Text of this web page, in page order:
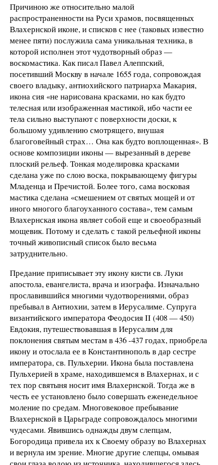
Причиною же относительно малой
распространенности на Руси храмов, посвященных
Влахернской иконе, и списков с нее (таковых известно
менее пяти) послужила сама уникальная техника, в
которой исполнен этот чудотворный образ —
воскомастика. Как писал Павел Алеппский,
посетивший Москву в начале 1655 года, сопровождая
своего владыку, антиохийского патриарха Макария,
икона сия «не нарисована красками, но как будто
телесная или изображенная мастикой, ибо части ее
тела сильно выступают с поверхности доски, к
большому удивлению смотрящего, внушая
благоговейный страх… Она как будто воплощенная». В
основе композиции иконы — вырезанный в дереве
плоский рельеф. Тонкая моделировка красками
сделана уже по слою воска, покрывающему фигуры
Младенца и Пречистой. Более того, сама восковая
мастика сделана «смешением от святых мощей и от
иного многого благоуханного состава», тем самым
Влахернская икона являет собой еще и своеобразный
мощевик. Потому и сделать с такой рельефной иконы
точный живописный список было весьма
затруднительно.
Предание приписывает эту икону кисти св. Луки
апостола, евангелиста, врача и изографа. Изначально
прославившийся многими чудотворениями, образ
пребывал в Антиохии, затем в Иерусалиме. Супруга
византийского императора Феодосия II (408 — 450)
Евдокия, путешествовавшая в Иерусалим для
поклонения святым местам в 436 -437 годах, приобрела
икону и отослала ее в Константинополь в дар сестре
императора, св. Пульхерии. Икона была поставлена
Пульхерией в храме, находившемся в Влахернах, и с
тех пор святыня носит имя Влахернской. Тогда же в
честь ее установлено было совершать еженедельное
моление по средам. Многовековое пребывание
Влахернской в Царьграде сопровождалось многими
чудесами. Явившись однажды двум слепцам,
Богородица привела их к Своему образу во Влахернах
и вернула им зрение. Многие другие слепцы, омывая